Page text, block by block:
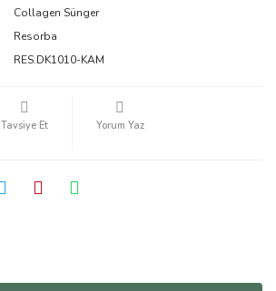
Collagen Sünger
Resorba
RES.DK1010-KAM
Tavsiye Et Yorum Yaz